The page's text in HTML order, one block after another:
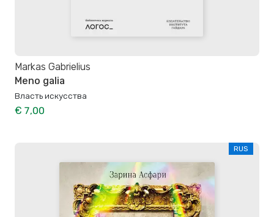
Markas Gabrielius
Meno galia
Власть искусства
€ 7,00
RUS